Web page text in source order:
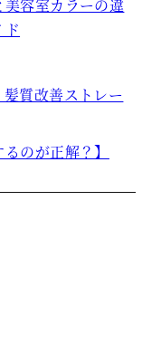
美容室カラーの違
質改善ストレー
のが正解？】